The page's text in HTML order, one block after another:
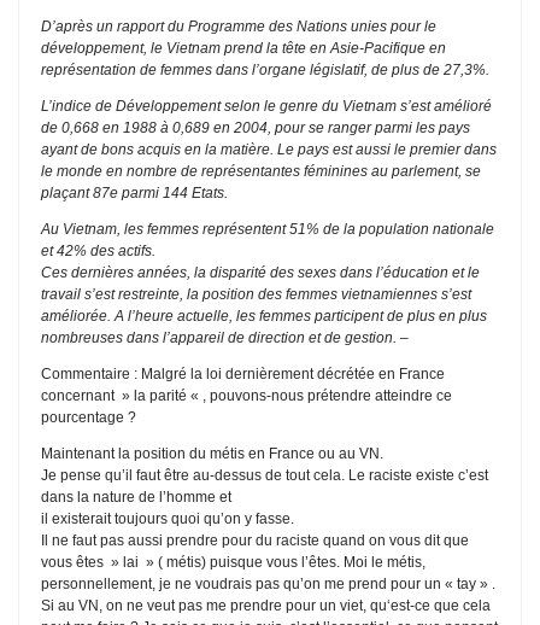
D’après un rapport du Programme des Nations unies pour le
développement, le Vietnam prend la tête en Asie-Pacifique en
représentation de femmes dans l’organe législatif, de plus de 27,3%.
L’indice de Développement selon le genre du Vietnam s’est amélioré
de 0,668 en 1988 à 0,689 en 2004, pour se ranger parmi les pays
ayant de bons acquis en la matière. Le pays est aussi le premier dans
le monde en nombre de représentantes féminines au parlement, se
plaçant 87e parmi 144 Etats.
Au Vietnam, les femmes représentent 51% de la population nationale
et 42% des actifs.
Ces dernières années, la disparité des sexes dans l’éducation et le
travail s’est restreinte, la position des femmes vietnamiennes s’est
améliorée. A l’heure actuelle, les femmes participent de plus en plus
nombreuses dans l’appareil de direction et de gestion. –
Commentaire : Malgré la loi dernièrement décrétée en France
concernant » la parité « , pouvons-nous prétendre atteindre ce
pourcentage ?
Maintenant la position du métis en France ou au VN.
Je pense qu’il faut être au-dessus de tout cela. Le raciste existe c’est
dans la nature de l’homme et
il existerait toujours quoi qu’on y fasse.
Il ne faut pas aussi prendre pour du raciste quand on vous dit que
vous êtes » lai » ( métis) puisque vous l’êtes. Moi le métis,
personnellement, je ne voudrais pas qu’on me prend pour un « tay » .
Si au VN, on ne veut pas me prendre pour un viet, qu‘est-ce que cela